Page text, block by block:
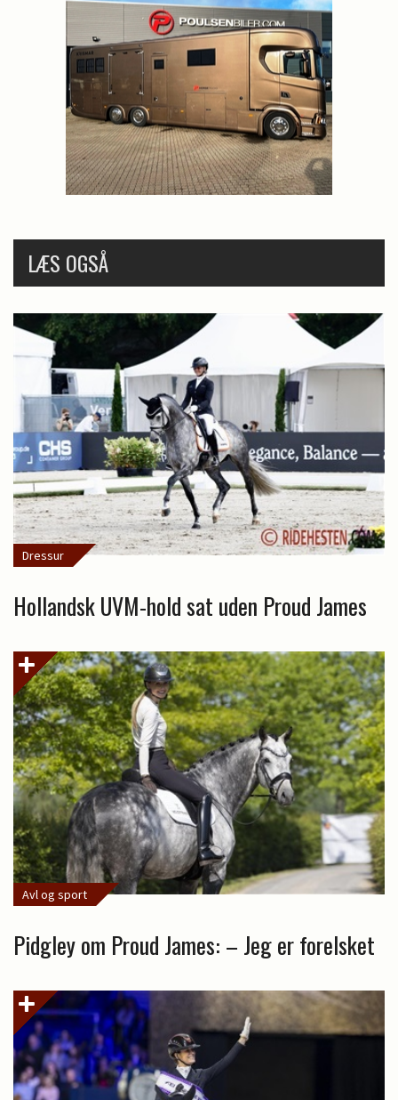
LÆS OGSÅ
Dressur
Hollandsk UVM-hold sat uden Proud James
Avl og sport
Pidgley om Proud James: – Jeg er forelsket